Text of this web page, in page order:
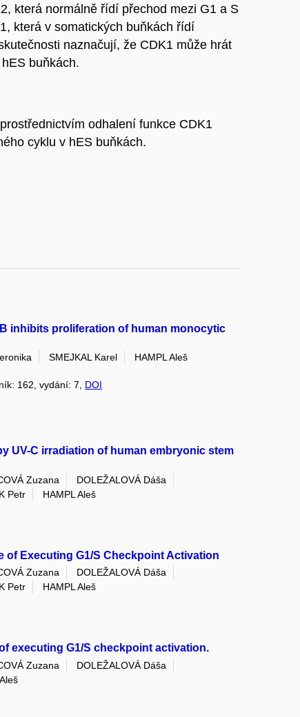
která normálně řídí přechod mezi G1 a S
která v somatických buňkách řídí
naznačují, že CDK1 může hrát
buňkách.
odhalení funkce CDK1
cyklu v hES buňkách.
inhibits proliferation of human monocytic
SMEJKAL Karel
HAMPL Aleš
162, vydání: 7, DOI
UV-C irradiation of human embryonic stem
Zuzana
DOLEŽALOVÁ Dáša
Petr
HAMPL Aleš
of Executing G1/S Checkpoint Activation
Zuzana
DOLEŽALOVÁ Dáša
Petr
HAMPL Aleš
executing G1/S checkpoint activation.
Zuzana
DOLEŽALOVÁ Dáša